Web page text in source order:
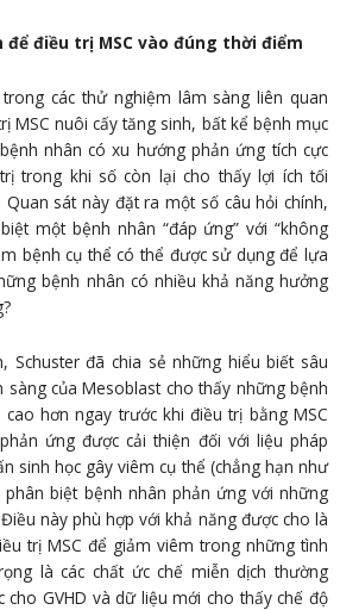
để điều trị MSC vào đúng thời điểm
các thử nghiệm lâm sàng liên quan
MSC nuôi cấy tăng sinh, bất kể bệnh mục
nhân có xu hướng phản ứng tích cực
trong khi số còn lại cho thấy lợi ích tối
sát này đặt ra một số câu hỏi chính,
một bệnh nhân “đáp ứng” với “không
bệnh cụ thể có thể được sử dụng để lựa
bệnh nhân có nhiều khả năng hưởng
Schuster đã chia sẻ những hiểu biết sâu
sàng của Mesoblast cho thấy những bệnh
hơn ngay trước khi điều trị bằng MSC
ứng được cải thiện đối với liệu pháp
sinh học gây viêm cụ thể (chẳng hạn như
biệt bệnh nhân phản ứng với những
này phù hợp với khả năng được cho là
trị MSC để giảm viêm trong những tình
là các chất ức chế miễn dịch thường
GVHD và dữ liệu mới cho thấy chế độ